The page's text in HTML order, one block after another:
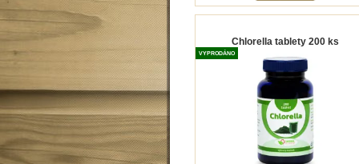
Chlorella tablety 200 ks
VYPRODÁNO